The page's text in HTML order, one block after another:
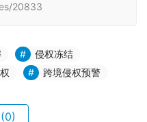
20833
侵权冻结
跨境侵权预警
(0)